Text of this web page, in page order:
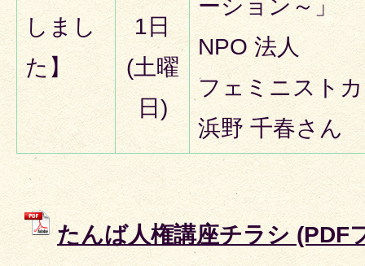
しまし
た】
1日
(土曜
日)
ーション～」
NPO 法人
フェミニスト
浜野 千春さん
たんば人権講座チラシ (PDF